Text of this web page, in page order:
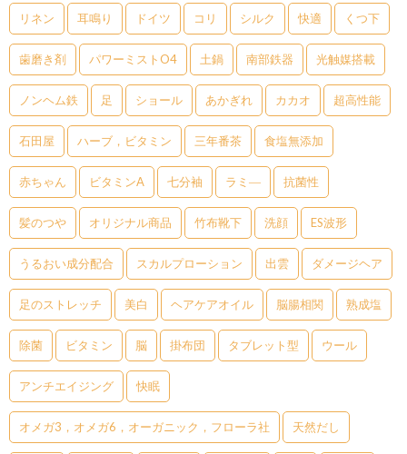
リネン 耳鳴り ドイツ コリ シルク 快適 くつ下
歯磨き剤 パワーミストO4 土鍋 南部鉄器 光触媒搭載
ノンヘム鉄 足 ショール あかぎれ カカオ 超高性能
石田屋 ハーブ，ビタミン 三年番茶 食塩無添加
赤ちゃん ビタミンA 七分袖 ラミ― 抗菌性
髪のつや オリジナル商品 竹布靴下 洗顔 ES波形
うるおい成分配合 スカルプローション 出雲 ダメージヘア
足のストレッチ 美白 ヘアケアオイル 脳腸相関 熟成塩
除菌 ビタミン 脳 掛布団 タブレット型 ウール
アンチエイジング 快眠
オメガ3，オメガ6，オーガニック，フローラ社 天然だし